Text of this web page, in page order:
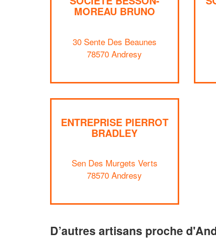
MOREAU BRUNO
30 Sente Des Beaunes
78570 Andresy
ENTREPRISE PIERROT
BRADLEY
Sen Des Murgets Verts
78570 Andresy
D’autres artisans proche